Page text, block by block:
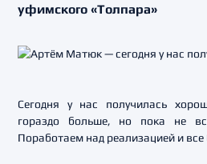
уфимского «Толпара»
Сегодня у нас получилась
гораздо больше, но пока не
Поработаем над реализацией и все